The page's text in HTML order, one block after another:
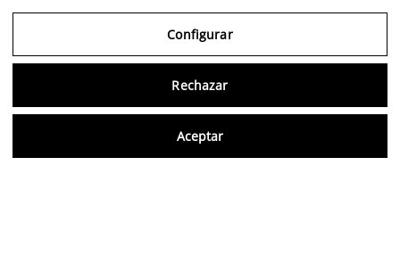
Configurar
Rechazar
Aceptar